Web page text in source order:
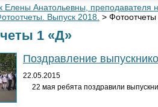
Елены Анатольевны, преподавателя
Выпуск 2018. >
1 «Д»
Поздравление
22.05.2015
22 мая ребята поздравили